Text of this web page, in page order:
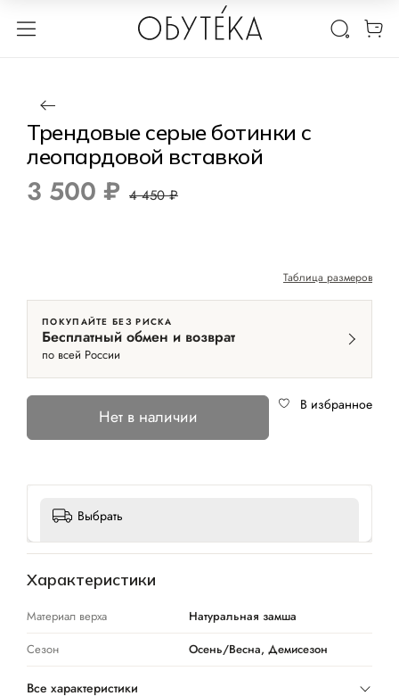
1 / 5
Трендовые серые ботинки с
леопардовой вставкой
3 500 ₽ 4 450 ₽
Таблица размеров
ПОКУПАЙТЕ БЕЗ РИСКА
Бесплатный обмен и возврат
по всей России
Нет в наличии
В избранное
Выбрать
Характеристики
Материал верха
Натуральная замша
Сезон
Осень/Весна, Демисезон
Все характеристики